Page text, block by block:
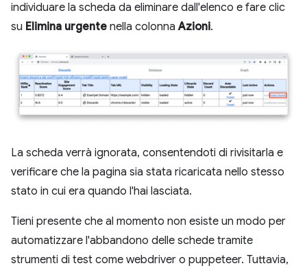
individuare la scheda da eliminare dall'elenco e fare clic
su Elimina urgente nella colonnaAzioni.
La scheda verrà ignorata, consentendoti di rivisitarla e
verificare che la pagina sia stata ricaricata nello stesso
stato in cui era quando l'hai lasciata.
Tieni presente che al momento non esiste un modo per
automatizzare l'abbandono delle schede tramite
strumenti di test come webdriver o puppeteer. Tuttavia,